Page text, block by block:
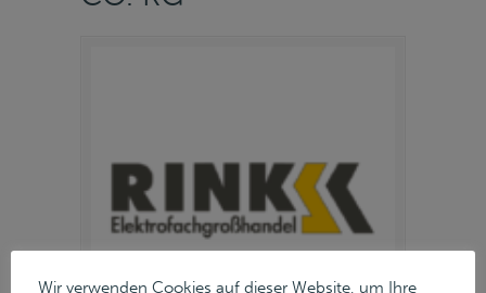
Wir verwenden Cookies auf dieser Website, um Ihre